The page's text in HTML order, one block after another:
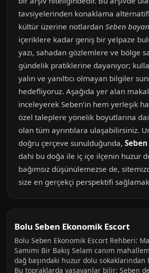
tavsiyelerinden konaklama
kültür üzerine notlardan Seben
içeriklere kadar geniş bir yelpaze
yazı, sahadan gözlemlere ve bölge
gündelik pratiklerine dayanıyor;
yalın ve yanıltıcı olmayan bilgiler
hedefliyoruz. Aşağıda yer alan
inceleyerek Seben’in hem yerleşik
özel taleplere yönelik boyutlarına
olan tüm ayrıntılara ulaşabilirsiniz.
doğru çerçeve sunulduğunda,
dahi bu doğa ile iç içe ilçenin huzur
bağımsız düşünülemezse de,
size en gerçekçi perspektifi
Bolu Seben Ekonomik Escort
Bolu Seben Ekonomik Escort Rehberi:
Samimi Bir Bakış Selam canım
dağ başındaki huzur dolu
Bu topraklarda yaşayanlar bilir; Seben